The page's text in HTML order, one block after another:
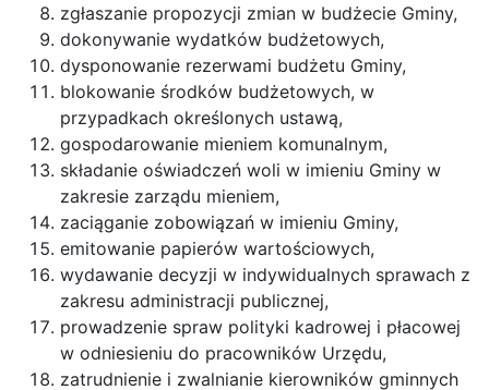
zgłaszanie propozycji zmian w budżecie Gminy,
dokonywanie wydatków budżetowych,
dysponowanie rezerwami budżetu Gminy,
blokowanie środków budżetowych, w
przypadkach określonych ustawą,
gospodarowanie mieniem komunalnym,
składanie oświadczeń woli w imieniu Gminy w
zakresie zarządu mieniem,
zaciąganie zobowiązań w imieniu Gminy,
emitowanie papierów wartościowych,
wydawanie decyzji w indywidualnych sprawach z
zakresu administracji publicznej,
prowadzenie spraw polityki kadrowej i płacowej
w odniesieniu do pracowników Urzędu,
zatrudnienie i zwalnianie kierowników gminnych